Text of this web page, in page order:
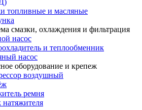
топливные и масляные
смазки, охлаждения и фильтрация
насос
и теплообменник
насос
оборудование и крепеж
воздушный
ремня
натяжителя